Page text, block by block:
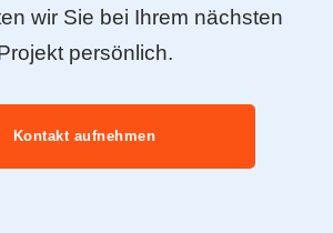
wir Sie bei Ihrem nächsten
persönlich.
Kontakt aufnehmen